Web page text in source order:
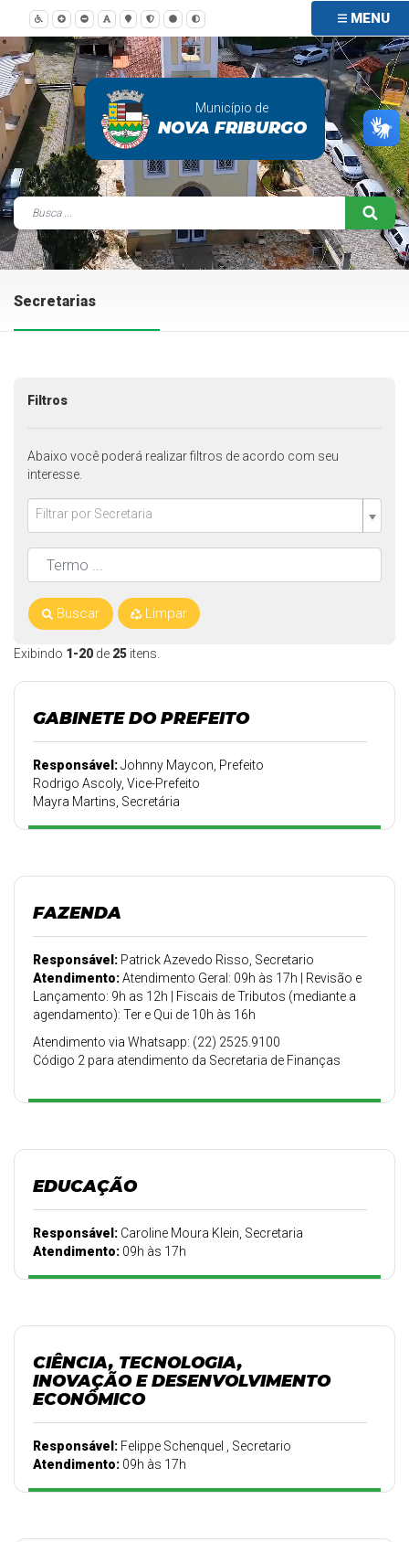
MENU
Município de
NOVA FRIBURGO
Secretarias
Exibindo 1-20 de 25 itens.
GABINETE DO PREFEITO
Responsável:Johnny Maycon, Prefeito
Rodrigo Ascoly, Vice-Prefeito
Mayra Martins, Secretária
FAZENDA
Responsável: Patrick Azevedo Risso, Secretario
Atendimento:Atendimento Geral: 09h às 17h | Revisão e
Lançamento: 9h as 12h | Fiscais de Tributos (mediante a
agendamento): Ter e Qui de 10h às 16h
Atendimento via Whatsapp: (22) 2525.9100
Código 2 para atendimento da Secretaria de Finanças
EDUCAÇÃO
Responsável: Caroline Moura Klein, Secretaria
Atendimento: 09h às 17h
CIÊNCIA, TECNOLOGIA,
INOVAÇÃO E DESENVOLVIMENTO
ECONÔMICO
Responsável: Felippe Schenquel , Secretario
Atendimento: 09h às 17h
Filtros
Abaixo você poderá realizar filtros de acordo com seu
interesse.
Filtrar por Secretaria
Buscar Limpar